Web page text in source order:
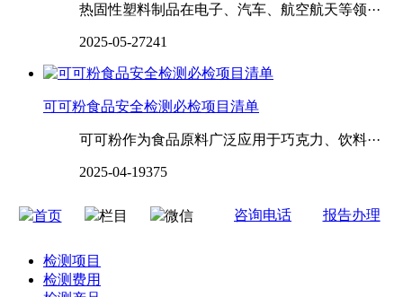
热固性塑料制品在电子、汽车、航空航天等领···
2025-05-27241
可可粉食品安全检测必检项目清单
可可粉作为食品原料广泛应用于巧克力、饮料···
2025-04-19375
首页 栏目 微信 咨询电话 报告办理
检测项目
检测费用